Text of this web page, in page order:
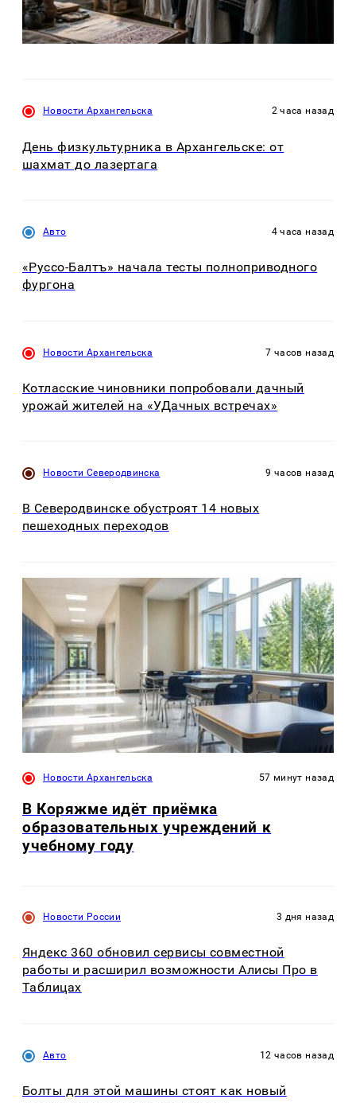
Новости Архангельска 2 часа назад
День физкультурника в Архангельске: от
шахмат до лазертага
Авто 4 часа назад
«Руссо-Балтъ» начала тесты полноприводного
фургона
Новости Архангельска 7 часов назад
Котласские чиновники попробовали дачный
урожай жителей на «УДачных встречах»
Новости Северодвинска 9 часов назад
В Северодвинске обустроят 14 новых
пешеходных переходов
Новости Архангельска 57 минут назад
В Коряжме идёт приёмка
образовательных учреждений к
учебному году
Новости России 3 дня назад
Яндекс 360 обновил сервисы совместной
работы и расширил возможности Алисы Про в
Таблицах
Авто 12 часов назад
Болты для этой машины стоят как новый